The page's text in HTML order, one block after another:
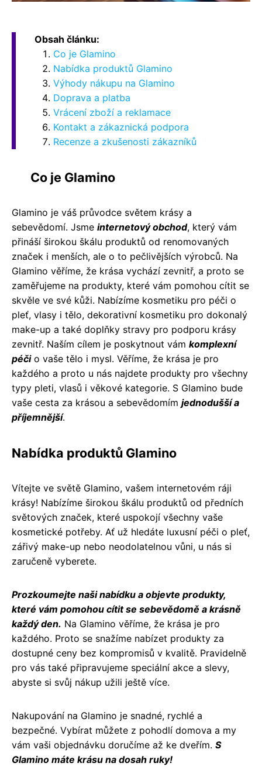
Obsah článku:
Co je Glamino
Nabídka produktů Glamino
Výhody nákupu na Glamino
Doprava a platba
Vrácení zboží a reklamace
Kontakt a zákaznická podpora
Recenze a zkušenosti zákazníků
Co je Glamino
Glamino je váš průvodce světem krásy a
sebevědomí. Jsme internetový obchod, který vám
přináší širokou škálu produktů od renomovaných
značek i menších, ale o to pečlivějších výrobců. Na
Glamino věříme, že krása vychází zevnitř, a proto se
zaměřujeme na produkty, které vám pomohou cítit se
skvěle ve své kůži. Nabízíme kosmetiku pro péči o
pleť, vlasy i tělo, dekorativní kosmetiku pro dokonalý
make-up a také doplňky stravy pro podporu krásy
zevnitř. Naším cílem je poskytnout vám komplexní
péčio vaše tělo i mysl. Věříme, že krása je pro
každého a proto u nás najdete produkty pro všechny
typy pleti, vlasů i věkové kategorie. S Glamino bude
vaše cesta za krásou a sebevědomím jednodušší a
příjemnější.
Nabídka produktů Glamino
Vítejte ve světě Glamino, vašem internetovém ráji
krásy! Nabízíme širokou škálu produktů od předních
světových značek, které uspokojí všechny vaše
kosmetické potřeby. Ať už hledáte luxusní péči o pleť,
zářivý make-up nebo neodolatelnou vůni, u nás si
zaručeně vyberete.
Prozkoumejte naši nabídku a objevte produkty,
které vám pomohou cítit se sebevědomě a krásně
každý den. Na Glamino věříme, že krása je pro
každého. Proto se snažíme nabízet produkty za
dostupné ceny bez kompromisů v kvalitě. Pravidelně
pro vás také připravujeme speciální akce a slevy,
abyste si svůj nákup užili ještě více.
Nakupování na Glamino je snadné, rychlé a
bezpečné. Vybírat můžete z pohodlí domova a my
vám vaši objednávku doručíme až ke dveřím. S
Glamino máte krásu na dosah ruky!